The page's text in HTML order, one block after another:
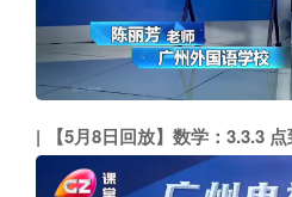
【5月8日回放】数学：3.3.3 点到直线的距离 3.3.4两